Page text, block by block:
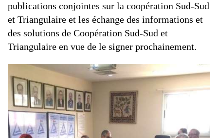
publications conjointes sur la coopération Sud-Sud
et Triangulaire et les échange des informations et
des solutions de Coopération Sud-Sud et
Triangulaire en vue de le signer prochainement.